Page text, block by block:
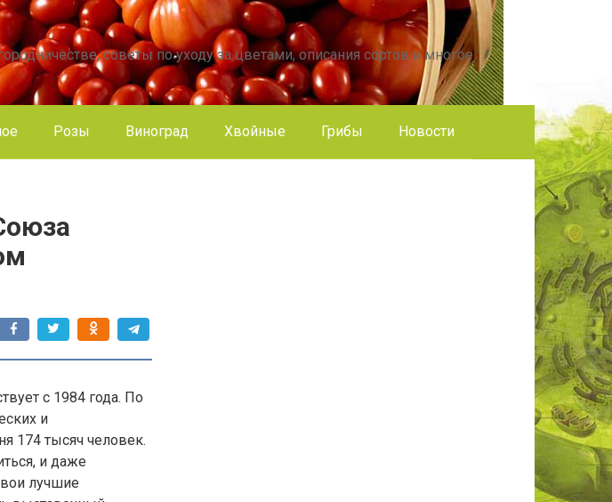
советы по уходу за цветами, описания сортов и многое
Розы Виноград Хвойные Грибы Новости
с 1984 года. По
и
174 тысяч человек.
и даже
лучшие